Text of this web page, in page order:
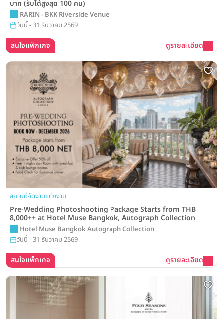
บาท (รับได้สูงสุด 100 คน)
RARIN - BKK Riverside Venue
วันนี้ - 31 ธันวาคม 2569
สนใจแพ็กเกจ ดูรายละเอียด
สถานที่จัดงานแต่งงาน
Pre-Wedding Photoshooting Package Starts from THB
8,000++ at Hotel Muse Bangkok, Autograph Collection
Hotel Muse Bangkok Autograph Collection
วันนี้ - 31 ธันวาคม 2569
สนใจแพ็กเกจ ดูรายละเอียด